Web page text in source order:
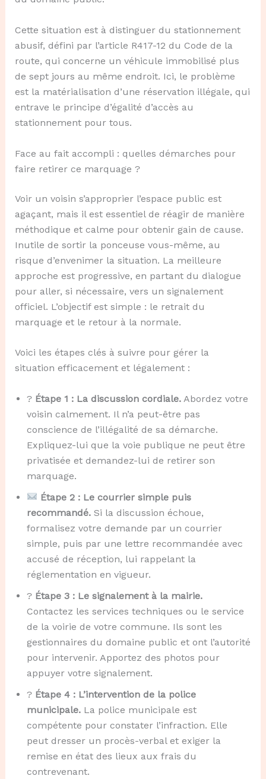
Cette situation est à distinguer du stationnement
abusif, défini par l’article R417-12 du Code de la
route, qui concerne un véhicule immobilisé plus
de sept jours au même endroit. Ici, le problème
est la matérialisation d’une réservation illégale, qui
entrave le principe d’égalité d’accès au
stationnement pour tous.
Face au fait accompli : quelles démarches pour
faire retirer ce marquage ?
Voir un voisin s’approprier l’espace public est
agaçant, mais il est essentiel de réagir de manière
méthodique et calme pour obtenir gain de cause.
Inutile de sortir la ponceuse vous-même, au
risque d’envenimer la situation. La meilleure
approche est progressive, en partant du dialogue
pour aller, si nécessaire, vers un signalement
officiel. L’objectif est simple : le retrait du
marquage et le retour à la normale.
Voici les étapes clés à suivre pour gérer la
situation efficacement et légalement :
? Étape 1 : La discussion cordiale.Abordez votre
voisin calmement. Il n’a peut-être pas
conscience de l’illégalité de sa démarche.
Expliquez-lui que la voie publique ne peut être
privatisée et demandez-lui de retirer son
marquage.
Étape 2 : Le courrier simple puis
recommandé.Si la discussion échoue,
formalisez votre demande par un courrier
simple, puis par une lettre recommandée avec
accusé de réception, lui rappelant la
réglementation en vigueur.
?️ Étape 3 : Le signalement à la mairie.
Contactez les services techniques ou le service
de la voirie de votre commune. Ils sont les
gestionnaires du domaine public et ont l’autorité
pour intervenir. Apportez des photos pour
appuyer votre signalement.
? Étape 4 : L’intervention de la police
municipale.La police municipale est
compétente pour constater l’infraction. Elle
peut dresser un procès-verbal et exiger la
remise en état des lieux aux frais du
contrevenant.